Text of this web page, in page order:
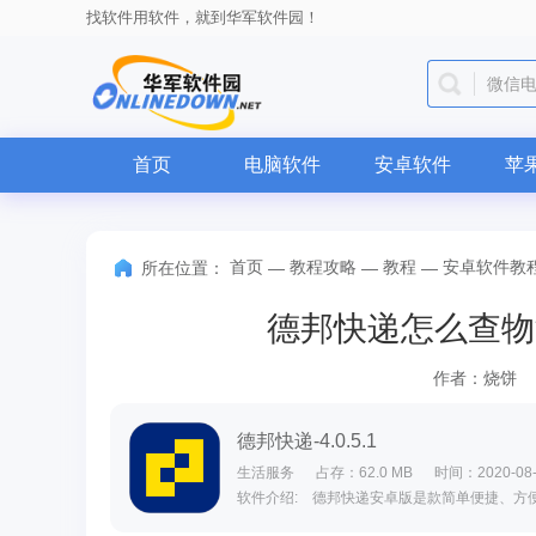
找软件用软件，就到华军软件园！
QQ
首页 电脑软件 安卓软件 苹
所在位置： 首页 — 教程攻略 — 教程 — 安卓软件教
德邦快递怎么查
作者：烧饼
德邦快递-4.0.5.1
生活服务 占存：62.0 MB 时间：2020-